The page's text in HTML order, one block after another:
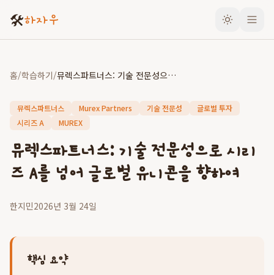
🛠️하자우
홈/학습하기/ 뮤렉스파트너스: 기술 전문성으로 시리즈 A를 넘어 글로벌 유니콘을 향하여
뮤렉스파트너스 Murex Partners 기술 전문성
글로벌 투자
시리즈 A
MUREX
뮤렉스파트너스: 기술 전문성으로 시리
즈 A를 넘어 글로벌 유니콘을 향하여
한지민2026년 3월 24일
핵심 요약